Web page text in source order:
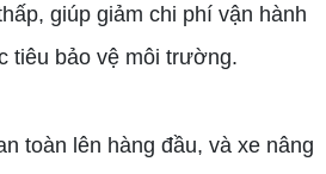
giúp giảm chi phí vận hành
tiêu bảo vệ môi trường.
toàn lên hàng đầu, và xe nâng